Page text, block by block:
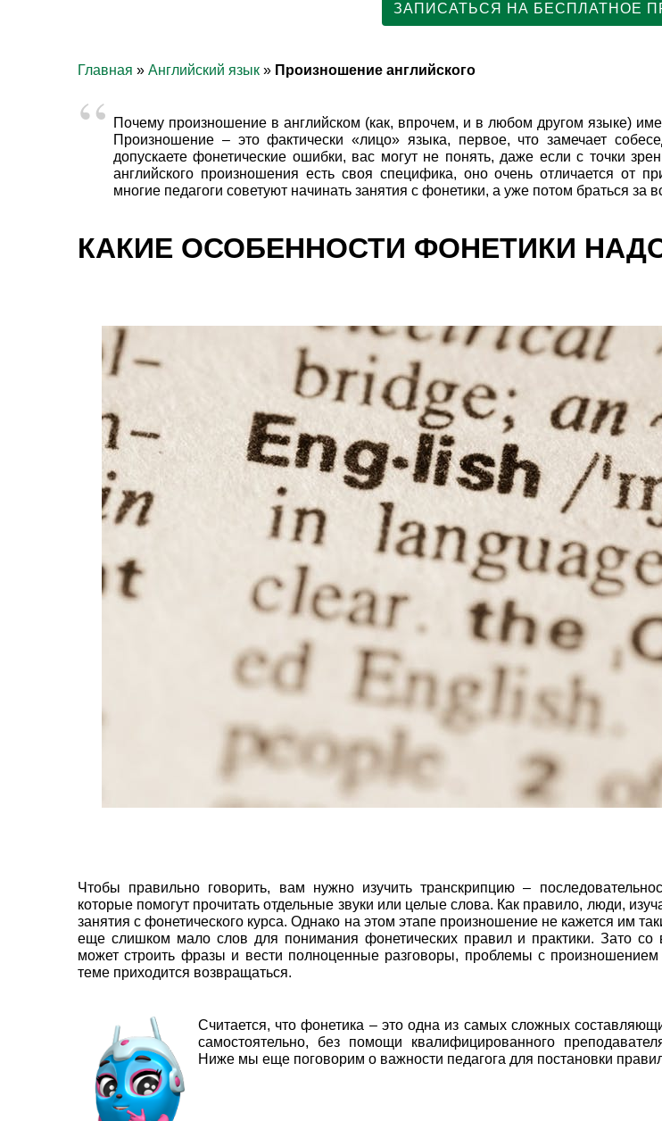
ЗАПИСАТЬСЯ НА БЕСПЛАТНОЕ
Главная » Английский язык » Произношение английского
Почему произношение в английском (как, впрочем, и в любом другом языке)
Произношение – это фактически «лицо» языка, первое, что замечает
допускаете фонетические ошибки, вас могут не понять, даже если с точки
английского произношения есть своя специфика, оно очень отличается от
многие педагоги советуют начинать занятия с фонетики, а уже потом браться за
КАКИЕ ОСОБЕННОСТИ ФОНЕТИКИ
Чтобы правильно говорить, вам нужно изучить транскрипцию –
которые помогут прочитать отдельные звуки или целые слова. Как правило, люди,
занятия с фонетического курса. Однако на этом этапе произношение не кажется им
еще слишком мало слов для понимания фонетических правил и практики. Зато со
может строить фразы и вести полноценные разговоры, проблемы с
теме приходится возвращаться.
Считается, что фонетика – это одна из самых сложных
самостоятельно, без помощи квалифицированного
Ниже мы еще поговорим о важности педагога для постановки